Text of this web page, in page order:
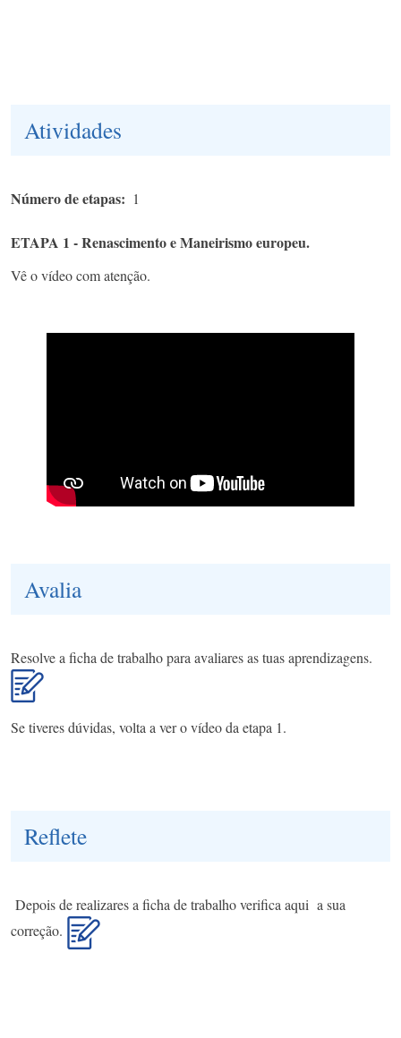
Atividades
Número de etapas 1
ETAPA 1 - Renascimento e Maneirismo europeu.
Vê o vídeo com atenção.
Avalia
Resolve a ficha de trabalho para avaliares as tuas aprendizagens.
Se tiveres dúvidas, volta a ver o vídeo da etapa 1.
Reflete
Depois de realizares a ficha de trabalho verifica aqui a sua
correção.